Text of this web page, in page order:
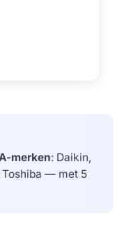
merken: Daikin,
Toshiba — met 5